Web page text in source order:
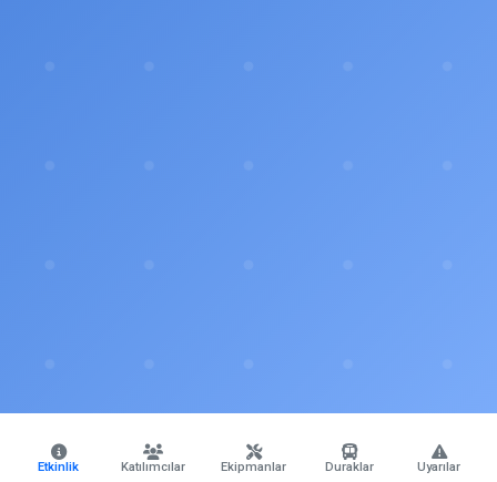
Etkinlik Katılımcılar Ekipmanlar Duraklar Uyarılar